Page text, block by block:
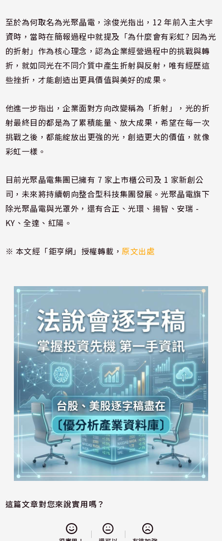
至於為何取名為光聚晶電，涂俊光指出，12 年前入主大宇
資時，當時在簡報過程中就提及「為什麼會有彩虹? 因為光
的折射」作為核心理念，認為企業經營過程中的挑戰與轉
折，就如同光在不同介質中產生折射與反射，唯有經歷這
些挫折，才能創造出更具價值與美好的成果。
他進一步指出，企業面對方向改變稱為「折射」，光的折
射最終目的都是為了累積能量、放大成果，希望在每一次
挑戰之後，都能綻放出更強的光，創造更大的價值，就像
彩虹一樣。
目前光聚晶電集團已擁有 7 家上市櫃公司及 1 家新創公
司，未來將持續朝向整合型科技集團發展。光聚晶電旗下
除光聚晶電與光罩外，還有合正、光環、揚智、安瑞 -
KY、全達、紅陽。
※ 本文經「鉅亨網」授權轉載，原文出處
這篇文章對您來說實用嗎？